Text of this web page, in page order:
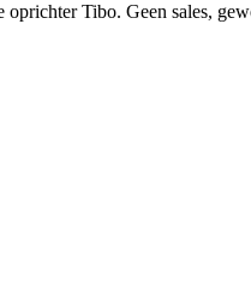
Tibo. Geen sales,